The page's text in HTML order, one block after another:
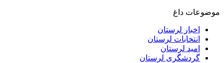
موضوعات داغ
اخبار لرستان
انتخابات لرستان
امید لرستان
گردشگری لرستان